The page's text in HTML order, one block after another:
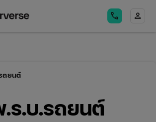
call person
ถยนต์
ร.บ.รถยนต์